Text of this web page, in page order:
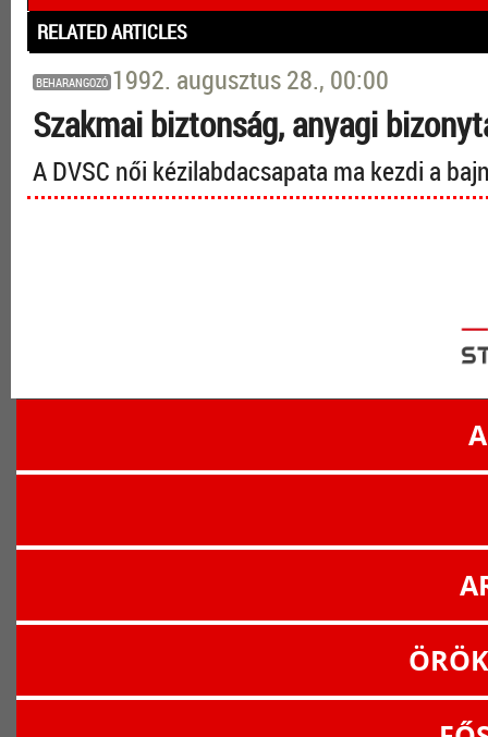
RELATED ARTICLES
BEHARANGOZÓ 1992. augusztus 28., 00:00
Szakmai biztonság, anyagi
A DVSC női kézilabdacsapata ma kezdi a